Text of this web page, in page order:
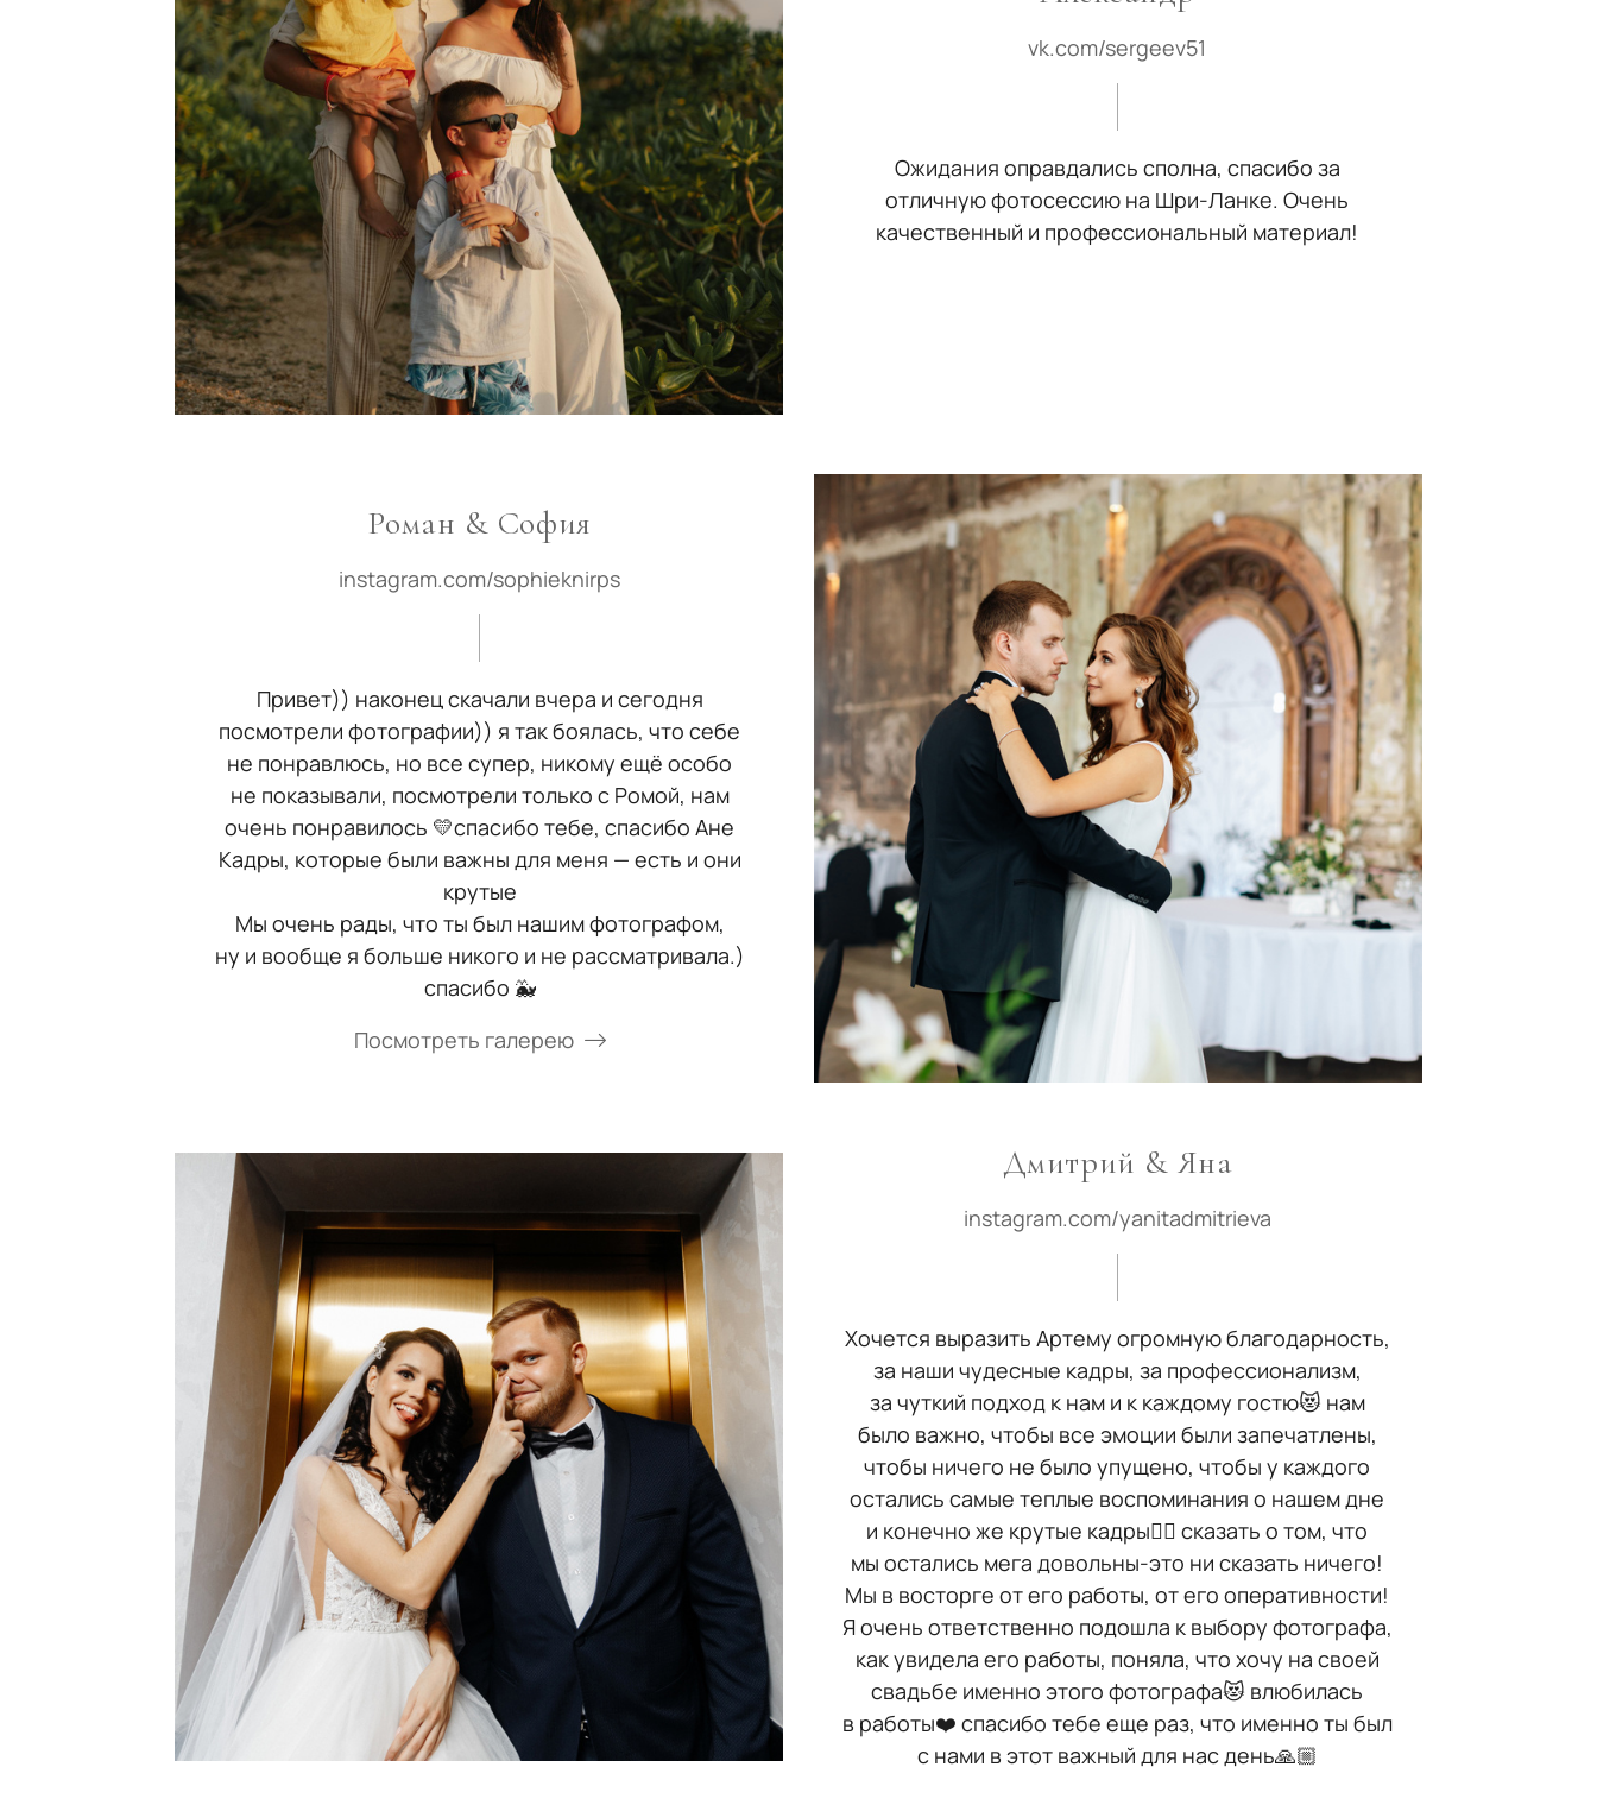
vk.com/sergeev51
Ожидания оправдались сполна, спасибо за
отличную фотосессию на Шри-Ланке. Очень
качественный и профессиональный материал!
Роман & София
instagram.com/sophieknirps
Привет)) наконец скачали вчера и сегодня
посмотрели фотографии)) я так боялась, что себе
не понравлюсь, но все супер, никому ещё особо
не показывали, посмотрели только с Ромой, нам
очень понравилось 💛спасибо тебе, спасибо Ане
Кадры, которые были важны для меня — есть и они
крутые
Мы очень рады, что ты был нашим фотографом,
ну и вообще я больше никого и не рассматривала.)
спасибо 🐳
Посмотреть галерею
Дмитрий & Яна
instagram.com/yanitadmitrieva
Хочется выразить Артему огромную благодарность,
за наши чудесные кадры, за профессионализм,
за чуткий подход к нам и к каждому гостю😻 нам
было важно, чтобы все эмоции были запечатлены,
чтобы ничего не было упущено, чтобы у каждого
остались самые теплые воспоминания о нашем дне
и конечно же крутые кадры👌🏼 сказать о том, что
мы остались мега довольны-это ни сказать ничего!
Мы в восторге от его работы, от его оперативности!
Я очень ответственно подошла к выбору фотографа,
как увидела его работы, поняла, что хочу на своей
свадьбе именно этого фотографа😻 влюбилась
в работы❤️ спасибо тебе еще раз, что именно ты был
с нами в этот важный для нас день🙏🏼